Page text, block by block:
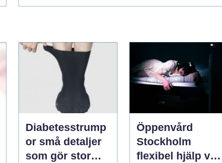
Diabetesstrump
or små detaljer
som gör stor
Öppenvård
Stockholm
flexibel hjälp vid